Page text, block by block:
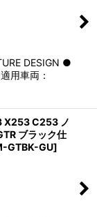
DESIGN ●
用車両：
X253 C253 ノ
ブラック仕
GTBK-GU]